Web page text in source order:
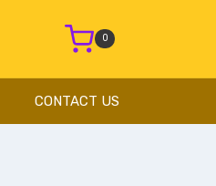
0
CONTACT US